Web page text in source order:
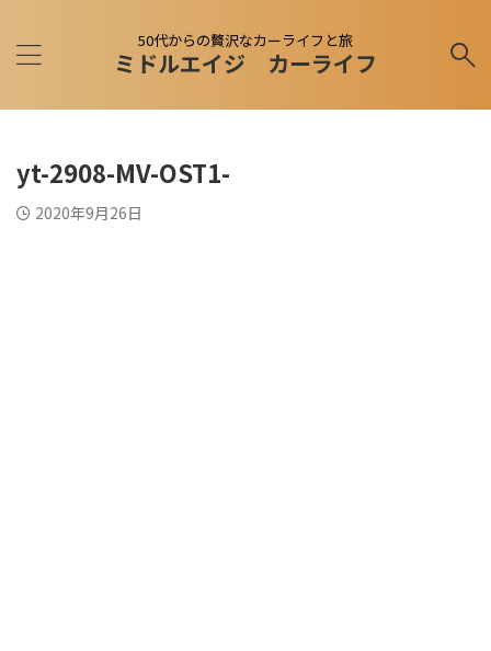
50代からの贅沢なカーライフと旅
ミドルエイジ カーライフ
yt-2908-MV-OST1-
2020年9月26日